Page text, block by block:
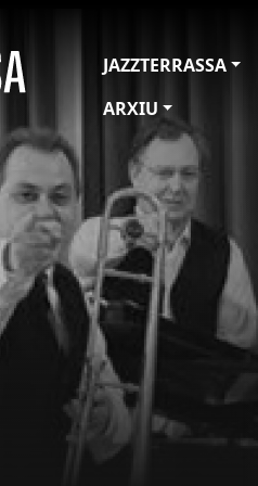
JAZZTERRASSA
ARXIU